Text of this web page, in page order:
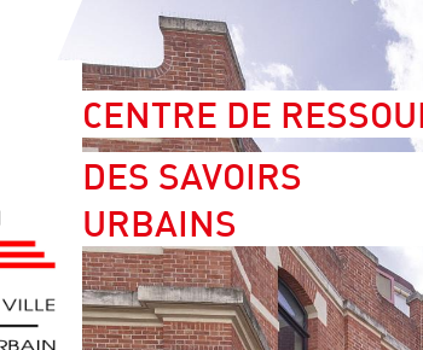
CENTRE DE
DES SAVOIRS
URBAINS